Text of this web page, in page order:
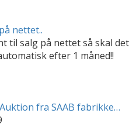
nettet..
til salg på nettet så skal det
efter 1 måned!!
Auktion fra SAAB fabrikke…